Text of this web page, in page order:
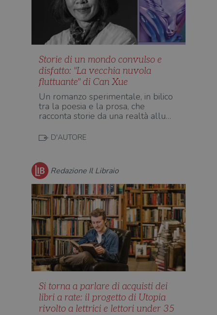
Storie di un mondo convulso e
disfatto: "La vecchia nuvola
fluttuante" di Can Xue
Un romanzo sperimentale, in bilico
tra la poesia e la prosa, che
racconta storie da una realtà allu…
D'AUTORE
Redazione Il Libraio
Si torna a parlare di acquisti dei
libri a rate: il progetto di Utopia
rivolto a lettrici e lettori under 35